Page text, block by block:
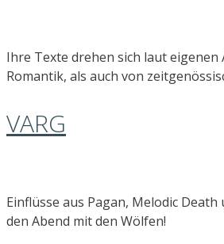
Ihre Texte drehen sich laut
Romantik, als auch von
VARG
Einflüsse aus Pagan, Melodic
den Abend mit den Wölfen!